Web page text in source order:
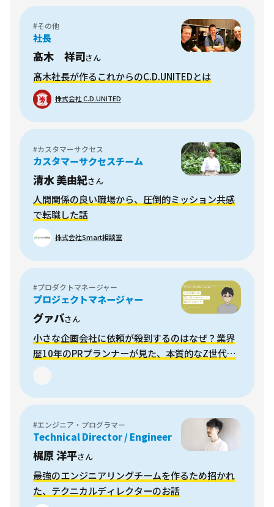
#その他
社長
髙木 祥司さん
髙木社長が作るこれからのC.D.UNITEDとは
株式会社 C.D.UNITED
#カスタマーサクセス
カスタマーサクセスチーム
清水 美由紀さん
人間関係の良い職場から、圧倒的ミッション共感
で転職した話
株式会社Smart相談室
#プロダクトマネージャー
プロジェクトマネージャー
グァバさん
小さな企画会社に依頼が殺到するのはなぜ？業界
歴10年のPRプランナーが見た、本質的なZ世代マ
ーケティングの在り方
#エンジニア・プログラマー
Technical Director / Engineer
梶原 洋平さん
最強のエンジニアリングチームを作るため招かれ
た、テクニカルディレクターのお話